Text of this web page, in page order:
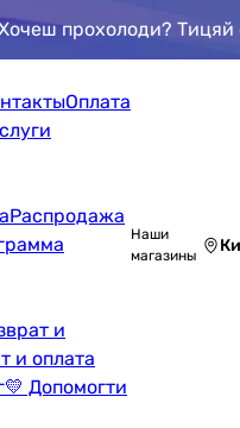
прохолоди?
Оплата
Распродажа
и
и оплата
💛 Допомогти
Наши
магазины